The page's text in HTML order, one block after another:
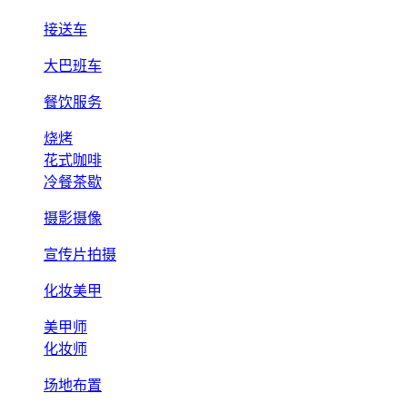
接送车
大巴班车
餐饮服务
烧烤
花式咖啡
冷餐茶歇
摄影摄像
宣传片拍摄
化妆美甲
美甲师
化妆师
场地布置